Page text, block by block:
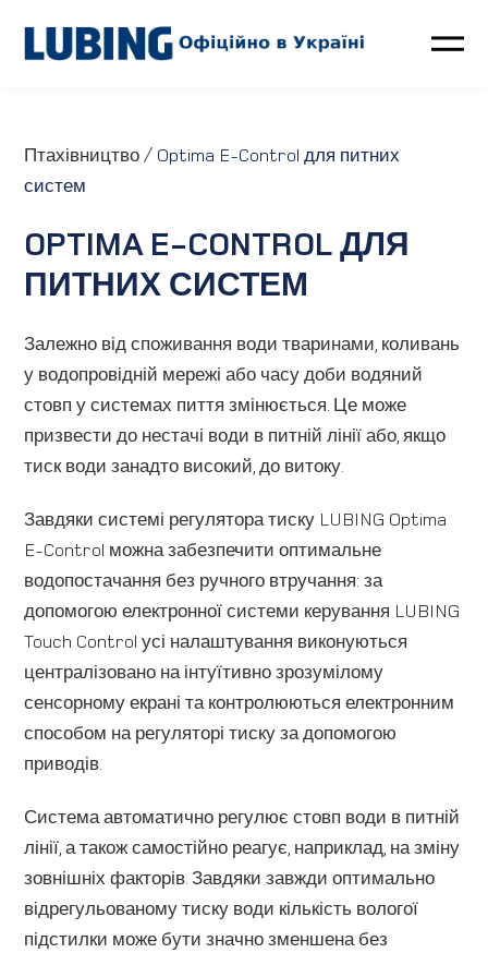
Контакти
LUBING GreenTec
Про компанію
Птахівництво / Optima E-Control для питних
систем
OPTIMA E-CONTROL ДЛЯ
ПИТНИХ СИСТЕМ
Залежно від споживання води тваринами, коливань
у водопровідній мережі або часу доби водяний
стовп у системах пиття змінюється. Це може
призвести до нестачі води в питній лінії або, якщо
тиск води занадто високий, до витоку.
Завдяки системі регулятора тиску LUBING Optima
E-Control можна забезпечити оптимальне
водопостачання без ручного втручання: за
допомогою електронної системи керування LUBING
Touch Control усі налаштування виконуються
централізовано на інтуїтивно зрозумілому
сенсорному екрані та контролюються електронним
способом на регуляторі тиску за допомогою
приводів.
Система автоматично регулює стовп води в питній
лінії, а також самостійно реагує, наприклад, на зміну
зовнішніх факторів. Завдяки завжди оптимально
відрегульованому тиску води кількість вологої
підстилки може бути значно зменшена без